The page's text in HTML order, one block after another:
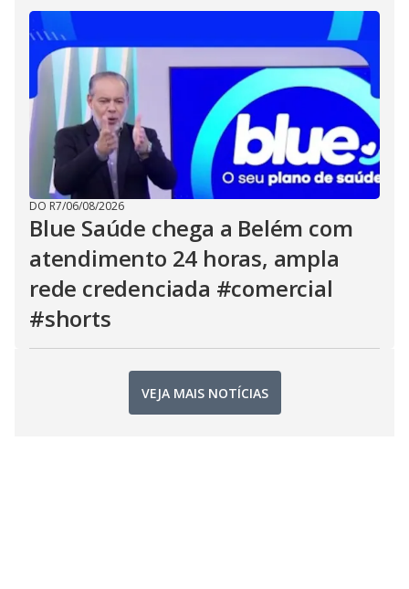
DO R7/06/08/2026
Blue Saúde chega a Belém com
atendimento 24 horas, ampla
rede credenciada #comercial
#shorts
VEJA MAIS NOTÍCIAS